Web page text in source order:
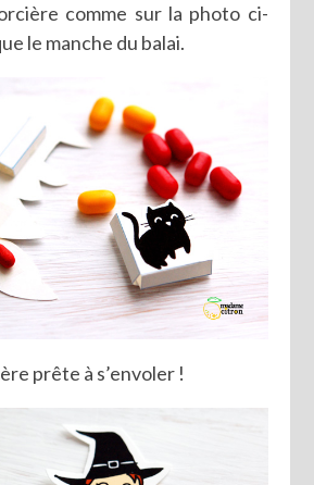
comme sur la photo ci-
le manche du balai.
prête à s’envoler !